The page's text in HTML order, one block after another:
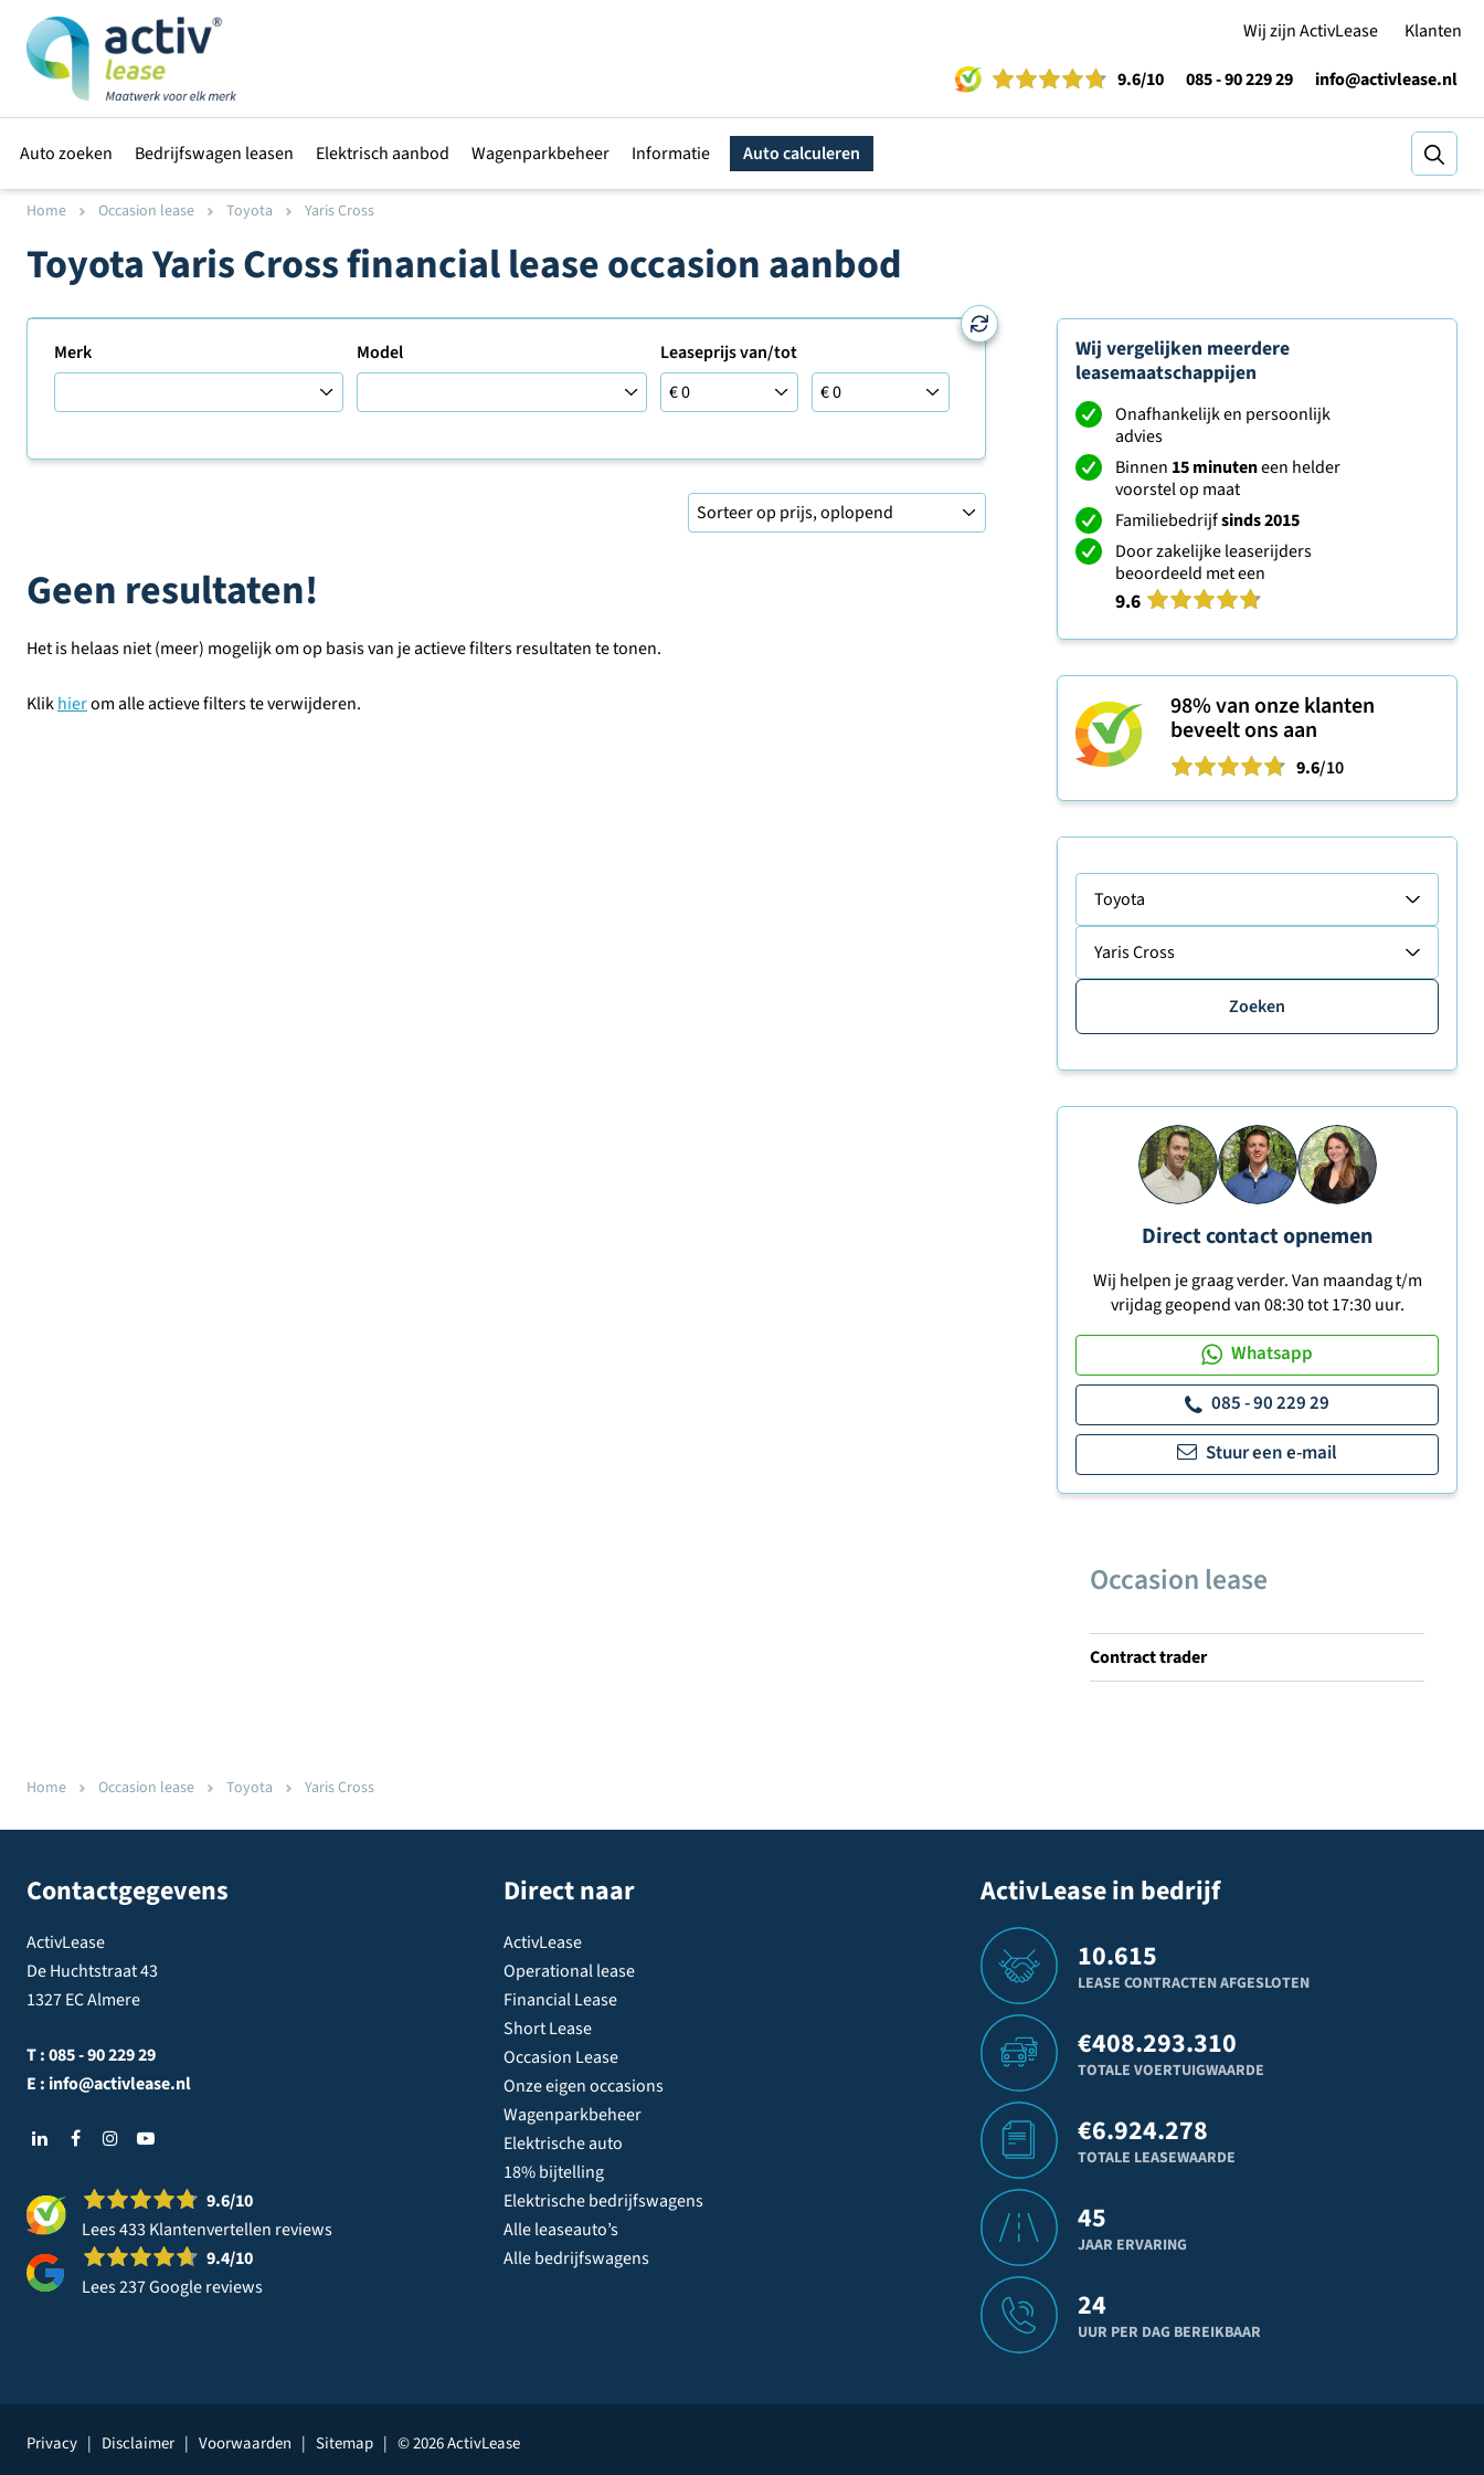
Wij zijn ActivLease
Klanten
9.6/10 085 - 90 229 29 info@activlease.nl
Auto zoeken Bedrijfswagen leasen Elektrisch aanbod Wagenparkbeheer Informatie Auto calculeren
Home Occasion lease Toyota Yaris Cross
Toyota Yaris Cross financial lease occasion aanbod
Merk Model
Leaseprijs van/tot
Leaseprijs tot
Geen resultaten!
Het is helaas niet (meer) mogelijk om op basis van je actieve filters resultaten te tonen.
Klikhierom alle actieve filters te verwijderen.
Wij vergelijken meerdere
leasemaatschappijen
Onafhankelijk en persoonlijk
advies
Binnen 15 minuteneen helder
voorstel op maat
Familiebedrijfsinds 2015
Door zakelijke leaserijders
beoordeeld met een
9.6
98%van onze klanten
beveelt ons aan
9.6/10
Toyota
Yaris Cross
Zoeken
Direct contact opnemen
Wij helpen je graag verder. Van maandag t/m
vrijdag geopend van 08:30 tot 17:30 uur.
Whatsapp
085 - 90 229 29
Stuur een e-mail
Occasion lease
Contract trader
Home Occasion lease Toyota Yaris Cross
Contactgegevens
ActivLease
De Huchtstraat 43
1327 EC Almere
T :085 - 90 229 29
E : info@activlease.nl
9.6/10
Lees 433 Klantenvertellen reviews
9.4/10
Lees 237 Google reviews
Direct naar
ActivLease
Operational lease
Financial Lease
Short Lease
Occasion Lease
Onze eigen occasions
Wagenparkbeheer
Elektrische auto
18% bijtelling
Elektrische bedrijfswagens
Alle leaseauto’s
Alle bedrijfswagens
ActivLease in bedrijf
10.615
LEASE CONTRACTEN AFGESLOTEN
€408.293.310
TOTALE VOERTUIGWAARDE
€6.924.278
TOTALE LEASEWAARDE
45
JAAR ERVARING
24
UUR PER DAG BEREIKBAAR
Privacy | Disclaimer | Voorwaarden | Sitemap | © 2026 ActivLease